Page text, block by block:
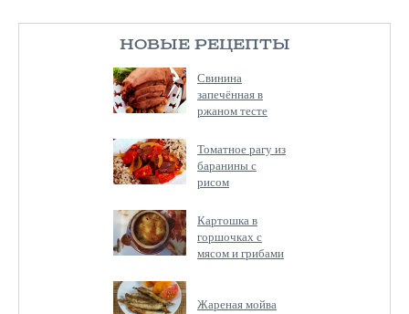
НОВЫЕ РЕЦЕПТЫ
Свинина
запечённая в
ржаном тесте
Томатное рагу из
баранины с
рисом
Картошка в
горшочках с
мясом и грибами
Жареная мойва